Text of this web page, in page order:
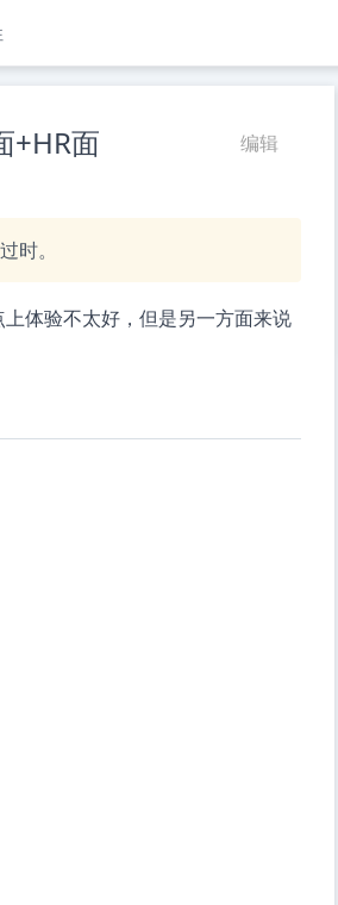
+HR面 编辑
时。
体验不太好，但是另一方面来说